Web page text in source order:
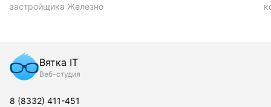
застройщика Железно
Вятка IT
Веб-студия
8 (8332) 411-451